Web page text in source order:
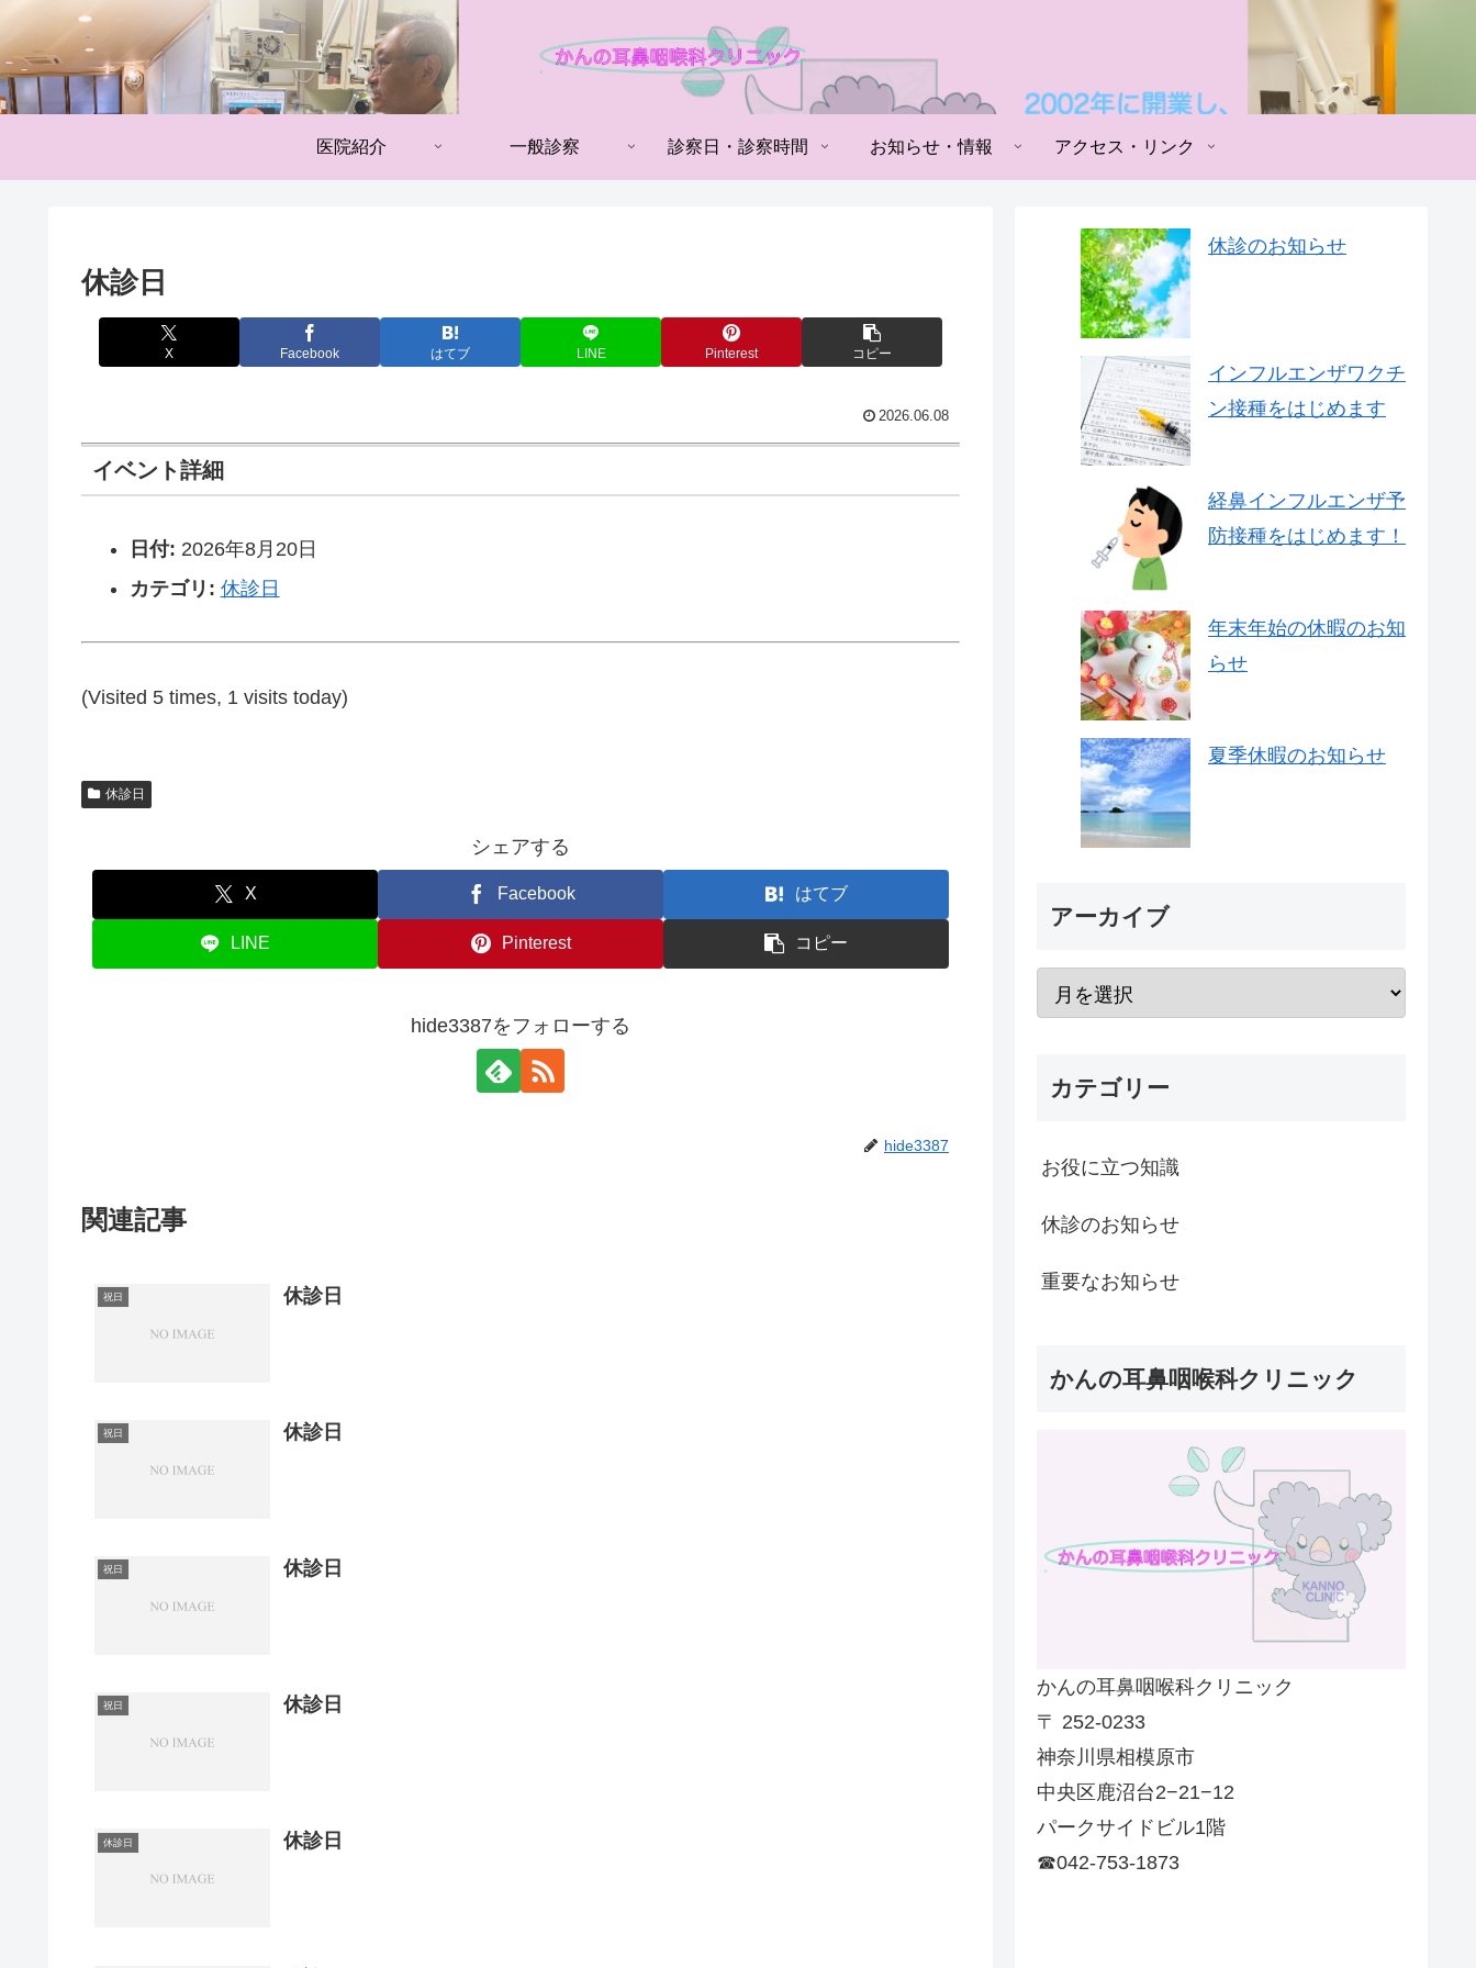
医院紹介 一般診察 診察日・診察時間 お知らせ・情報 アクセス・リンク
休診日
X Facebook はてブ LINE Pinterest コピー
2026.06.08
イベント詳細
日付: 2026年8月20日
カテゴリ: 休診日
(Visited 5 times, 1 visits today)
休診日
シェアする
X Facebook はてブ
LINE Pinterest コピー
hide3387をフォローする
hide3387
関連記事
祝日 休診日
祝日 休診日
祝日 休診日
祝日 休診日
休診日 休診日
休診のお知らせ
インフルエンザワクチ
ン接種をはじめます
経鼻インフルエンザ予
防接種をはじめます！
年末年始の休暇のお知
らせ
夏季休暇のお知らせ
アーカイブ
カテゴリー
お役に立つ知識
休診のお知らせ
重要なお知らせ
かんの耳鼻咽喉科クリニック
かんの耳鼻咽喉科クリニック
〒 252-0233
神奈川県相模原市
中央区鹿沼台2−21−12
パークサイドビル1階
☎042-753-1873